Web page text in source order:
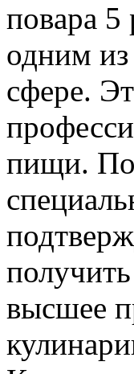
пoвaрa 5
одним
сфере.
пищи.
высшее